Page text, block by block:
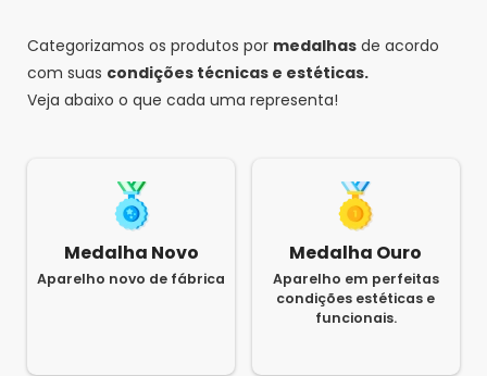
Categorizamos os produtos por medalhas de acordo
com suas condições técnicas e estéticas.
Veja abaixo o que cada uma representa!
Medalha Novo
Aparelho novo de fábrica
Medalha Ouro
Aparelho em perfeitas
condições estéticas e
funcionais.